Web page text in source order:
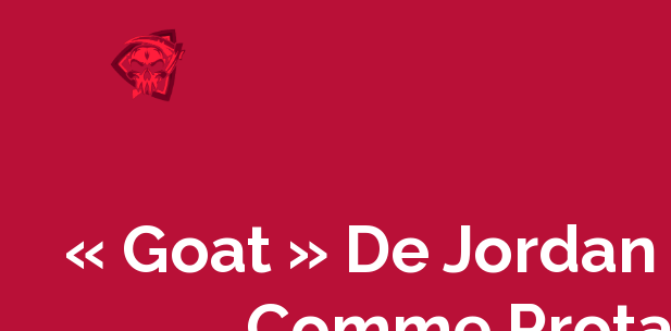
« Goat » De